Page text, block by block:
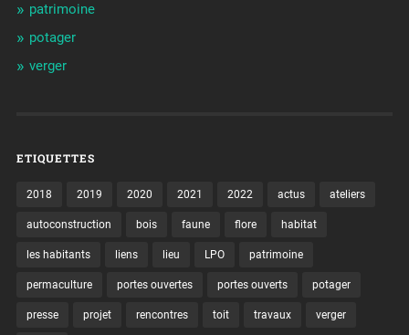
patrimoine
potager
verger
ETIQUETTES
2018 2019 2020 2021 2022 actus ateliers
autoconstruction bois faune flore habitat
les habitants liens lieu LPO patrimoine
permaculture portes ouvertes portes ouverts potager
presse projet rencontres toit travaux verger